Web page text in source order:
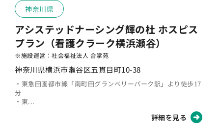
神奈川県
アシステッドナーシング輝の杜 ホスピス
プラン（看護クラーク横浜瀬⾕）
※施設運営：社会福祉法人 合掌苑
神奈川県横浜市瀬谷区五貫目町10-38
・東急田園都市線「南町田グランベリーパーク駅」より徒歩17
分
・東...
詳細を見る